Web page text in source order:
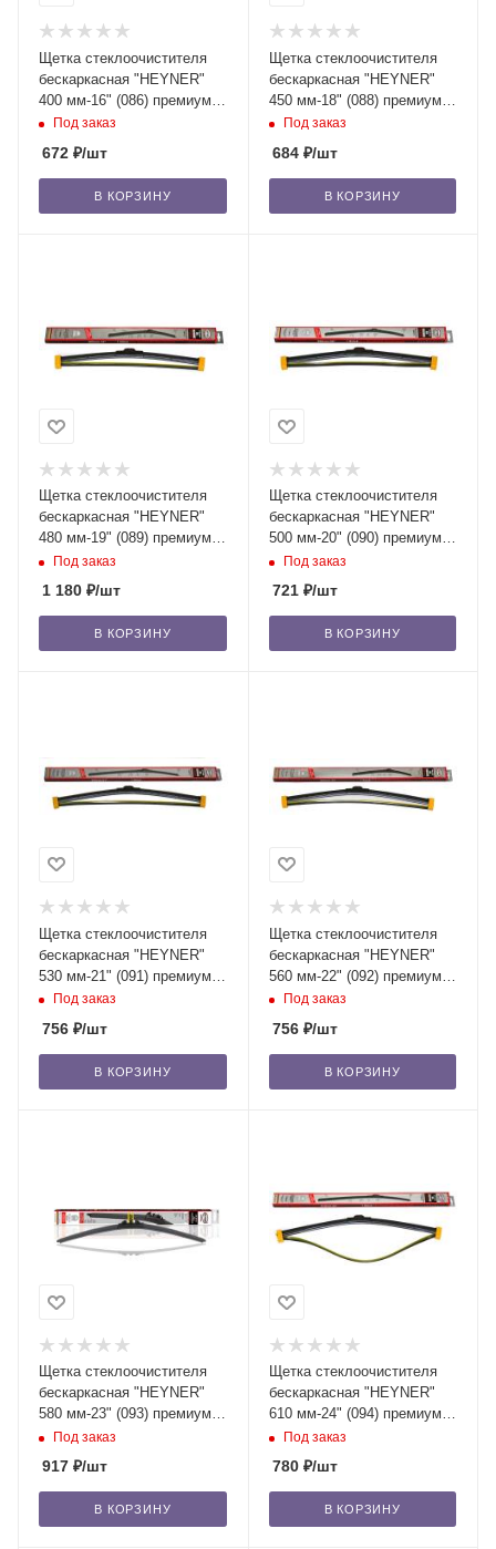
Щетка стеклоочистителя
бескаркасная "HEYNER"
400 мм-16" (086) премиум,
с доп. резинкой, 1 шт. /50
Под заказ
672 ₽/шт
В КОРЗИНУ
Щетка стеклоочистителя
бескаркасная "HEYNER"
450 мм-18" (088) премиум,
с доп. резинкой, 1 шт. /50
Под заказ
684₽/шт
В КОРЗИНУ
Щетка стеклоочистителя
бескаркасная "HEYNER"
480 мм-19" (089) премиум,
с доп. резинкой, 1 шт. /50
Под заказ
1 180 ₽/шт
В КОРЗИНУ
Щетка стеклоочистителя
бескаркасная "HEYNER"
500 мм-20" (090) премиум,
с доп. резинкой, 1 шт. /50
Под заказ
721₽/шт
В КОРЗИНУ
Щетка стеклоочистителя
бескаркасная "HEYNER"
530 мм-21" (091) премиум,
с доп. резинкой, 1 шт. /50
Под заказ
756 ₽/шт
В КОРЗИНУ
Щетка стеклоочистителя
бескаркасная "HEYNER"
560 мм-22" (092) премиум,
с доп. резинкой, 1 шт. /50
Под заказ
756₽/шт
В КОРЗИНУ
Щетка стеклоочистителя
бескаркасная "HEYNER"
580 мм-23" (093) премиум,
с доп. резинкой (1 шт.) /50
Под заказ
917 ₽/шт
В КОРЗИНУ
Щетка стеклоочистителя
бескаркасная "HEYNER"
610 мм-24" (094) премиум,
с доп. резинкой, 1 шт. /50
Под заказ
780₽/шт
В КОРЗИНУ